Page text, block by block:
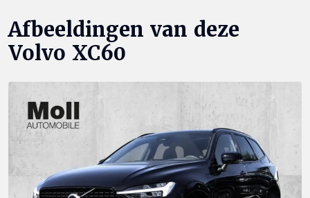
Afbeeldingen van deze
Volvo XC60